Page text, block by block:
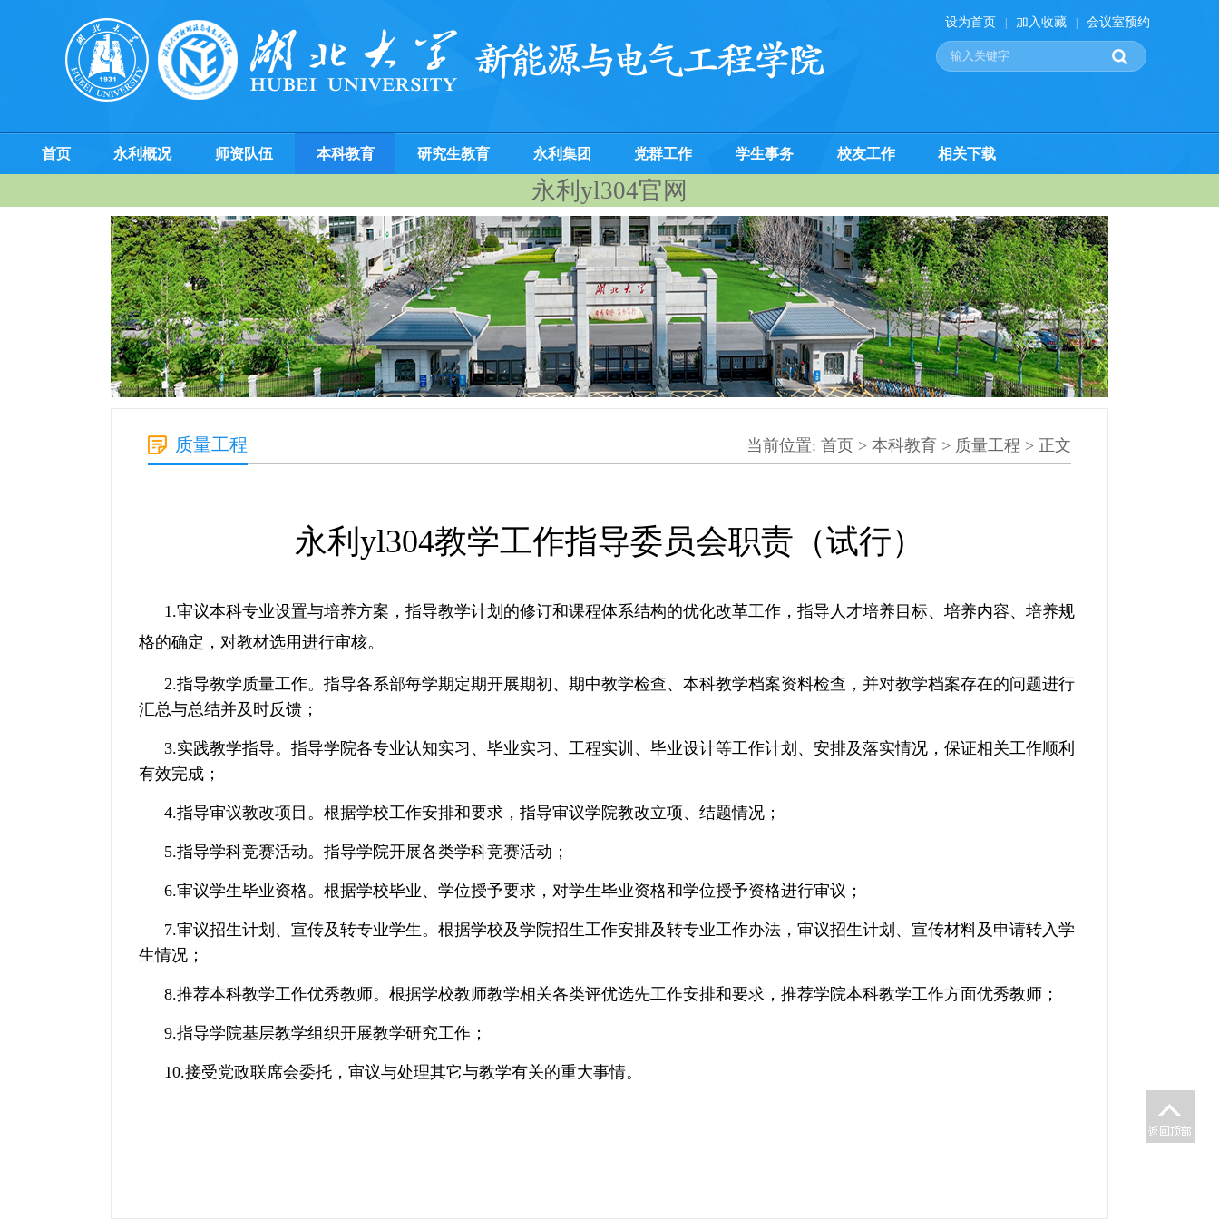
永利yl304官网
设为首页 加入收藏 会议室预约
首页 永利概况 师资队伍 本科教育 研究生教育 永利集团 党群工作 学生事务 校友工作 相关下载
质量工程 当前位置: 首页 > 本科教育 > 质量工程 > 正文
永利yl304教学工作指导委员会职责（试行）
1.审议本科专业设置与培养方案，指导教学计划的修订和课程体系结构的优化改革工作，指导人才培养目标、培养内容、培养规
格的确定，对教材选用进行审核。
2.指导教学质量工作。指导各系部每学期定期开展期初、期中教学检查、本科教学档案资料检查，并对教学档案存在的问题进行
汇总与总结并及时反馈；
3.实践教学指导。指导学院各专业认知实习、毕业实习、工程实训、毕业设计等工作计划、安排及落实情况，保证相关工作顺利
有效完成；
4.指导审议教改项目。根据学校工作安排和要求，指导审议学院教改立项、结题情况；
5.指导学科竞赛活动。指导学院开展各类学科竞赛活动；
6.审议学生毕业资格。根据学校毕业、学位授予要求，对学生毕业资格和学位授予资格进行审议；
7.审议招生计划、宣传及转专业学生。根据学校及学院招生工作安排及转专业工作办法，审议招生计划、宣传材料及申请转入学
生情况；
8.推荐本科教学工作优秀教师。根据学校教师教学相关各类评优选先工作安排和要求，推荐学院本科教学工作方面优秀教师；
9.指导学院基层教学组织开展教学研究工作；
10.接受党政联席会委托，审议与处理其它与教学有关的重大事情。